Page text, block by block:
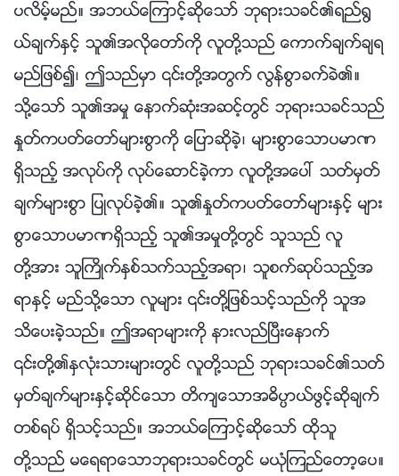
ပလိမ့္မည္။ အဘယ္ေၾကာင့္ဆိုေသာ္ ဘုရားသခင္၏ရည္႐ြ
ယ္ခ်က္ႏွင့္ သူ၏အလိုေတာ္ကို လူတို႔သည္ ေကာက္ခ်က္ခ်ရ
မည္ျဖစ္၍၊ ဤသည္မွာ ၎တို႔အတြက္ လြန္စြာခက္ခဲ၏။
သို႔ေသာ္ သူ၏အမႈ ေနာက္ဆုံးအဆင့္တြင္ ဘုရားသခင္သည္
ႏႈတ္ကပတ္ေတာ္မ်ားစြာကို ေျပာဆိုခဲ့၊ မ်ားစြာေသာပမာဏ
ရွိသည့္ အလုပ္ကို လုပ္ေဆာင္ခဲ့ကာ လူတို႔အေပၚ သတ္မွတ္
ခ်က္မ်ားစြာ ျပဳလုပ္ခဲ့၏။ သူ၏ႏႈတ္ကပတ္ေတာ္မ်ားႏွင့္ မ်ား
စြာေသာပမာဏရွိသည့္ သူ၏အမႈတို႔တြင္ သူသည္ လူ
တို႔အား သူႀကိဳက္ႏွစ္သက္သည့္အရာ၊ သူစက္ဆုပ္သည့္အ
ရာႏွင့္ မည္သို႔ေသာ လူမ်ား ၎တို႔ျဖစ္သင့္သည္ကို သူအ
သိေပးခဲ့သည္။ ဤအရာမ်ားကို နားလည္ၿပီးေနာက္
၎တို႔၏ႏွလုံးသားမ်ားတြင္ လူတို႔သည္ ဘုရားသခင္၏သတ္
မွတ္ခ်က္မ်ားႏွင့္ဆိုင္ေသာ တိက်ေသာအဓိပၸာယ္ဖြင့္ဆိုခ်က္
တစ္ရပ္ ရွိသင့္သည္။ အဘယ္ေၾကာင့္ဆိုေသာ္ ထိုသူ
တို႔သည္ မေရရာေသာဘုရားသခင္တြင္ မယုံၾကည္ေတာ့ေပ။